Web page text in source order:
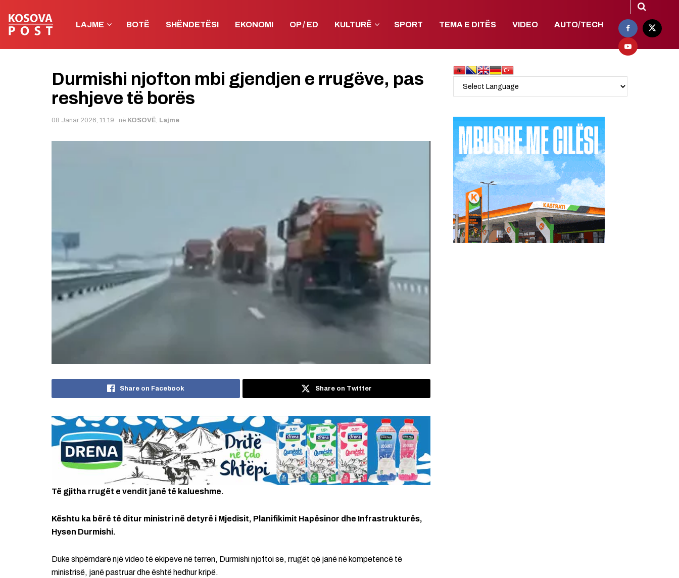
LAJME BOTË SHËNDETËSI EKONOMI OP / ED KULTURË SPORT TEMA E DITËS VIDEO AUTO/TECH
Durmishi njofton mbi gjendjen e rrugëve, pas
reshjeve të borës
08 Janar 2026, 11:19 në KOSOVË, Lajme
Share on Facebook Share on Twitter
Të gjitha rrugët e vendit janë të kalueshme.
Kështu ka bërë të ditur ministri në detyrë i Mjedisit, Planifikimit Hapësinor dhe Infrastrukturës,
Hysen Durmishi.
Duke shpërndarë një video të ekipeve në terren, Durmishi njoftoi se, rrugët që janë në kompetencë të
ministrisë, janë pastruar dhe është hedhur kripë.